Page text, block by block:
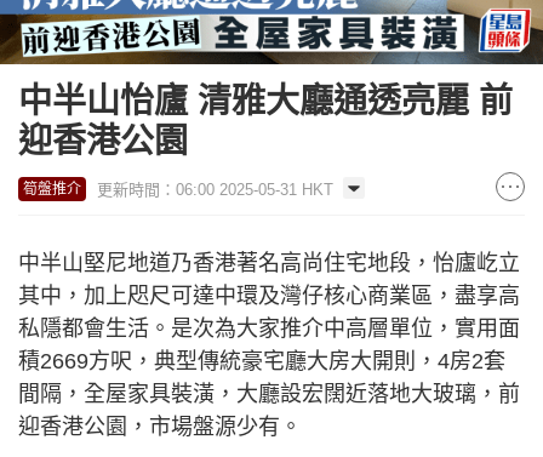
中半山怡廬 清雅大廳通透亮麗 前
迎香港公園
筍盤推介 更新時間：06:00 2025-05-31 HKT
中半山堅尼地道乃香港著名高尚住宅地段，怡廬屹立
其中，加上咫尺可達中環及灣仔核心商業區，盡享高
私隱都會生活。是次為大家推介中高層單位，實用面
積2669方呎，典型傳統豪宅廳大房大開則，4房2套
間隔，全屋家具裝潢，大廳設宏闊近落地大玻璃，前
迎香港公園，市場盤源少有。